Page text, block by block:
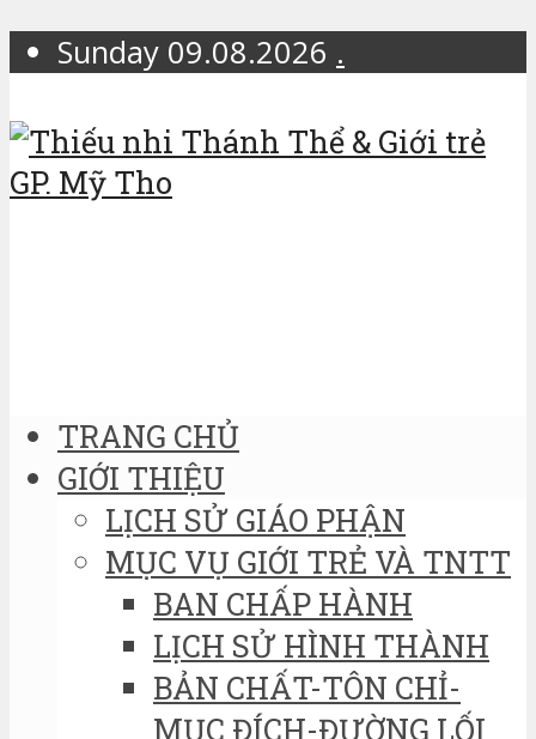
Sunday 09.08.2026 .
TRANG CHỦ
GIỚI THIỆU
LỊCH SỬ GIÁO PHẬN
MỤC VỤ GIỚI TRẺ VÀ TNTT
BAN CHẤP HÀNH
LỊCH SỬ HÌNH THÀNH
BẢN CHẤT-TÔN CHỈ-
MỤC ĐÍCH-ĐƯỜNG LỐI